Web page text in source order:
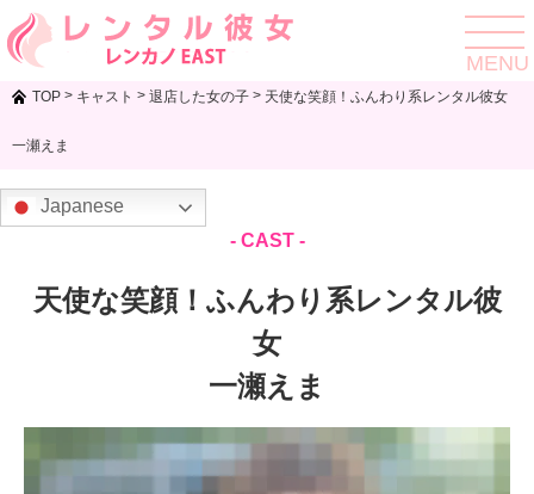
toggle
MENU
TOP > キャスト > 退店した女の子 > 天使な笑顔！ふんわり系レンタル彼女
一瀬えま
Japanese
- CAST -
天使な笑顔！ふんわり系レンタル彼
女
一瀬えま